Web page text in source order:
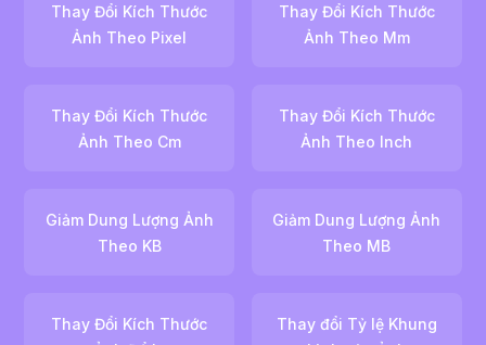
Thay Đổi Kích Thước
Ảnh Theo Pixel
Thay Đổi Kích Thước
Ảnh Theo Mm
Thay Đổi Kích Thước
Ảnh Theo Cm
Thay Đổi Kích Thước
Ảnh Theo Inch
Giảm Dung Lượng Ảnh
Theo KB
Giảm Dung Lượng Ảnh
Theo MB
Thay Đổi Kích Thước
Thay đổi Tỷ lệ Khung